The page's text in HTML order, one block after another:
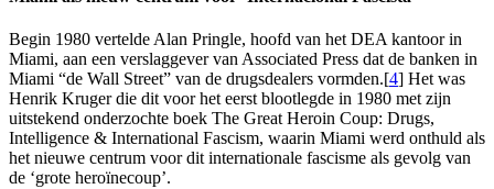
Begin 1980 vertelde Alan Pringle, hoofd van het DEA kantoor in
Miami, aan een verslaggever van Associated Press dat de banken in
Miami “de Wall Street” van de drugsdealers vormden.[4] Het was
Henrik Kruger die dit voor het eerst blootlegde in 1980 met zijn
uitstekend onderzochte boek The Great Heroin Coup: Drugs,
Intelligence & International Fascism, waarin Miami werd onthuld als
het nieuwe centrum voor dit internationale fascisme als gevolg van
de ‘grote heroïnecoup’.